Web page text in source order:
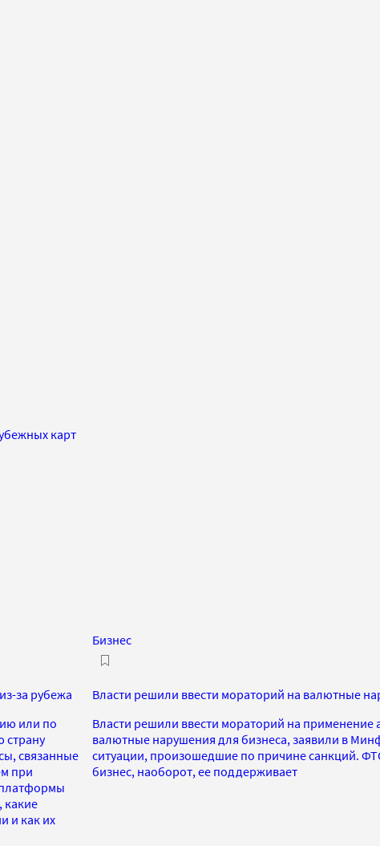
карт
за рубежа
или по
страну
связанные
при
какие
и как их
Бизнес
Власти решили ввести мораторий на валютные
Власти решили ввести мораторий на применение
валютные нарушения для бизнеса, заявили в
ситуации, произошедшие по причине санкций.
бизнес, наоборот, ее поддерживает